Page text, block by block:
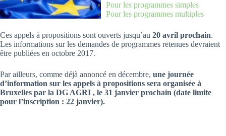
Pour les programmes simples
Pour les programmes multiples
Ces appels à propositions sont ouverts jusqu’au 20 avril prochain.
Les informations sur les demandes de programmes retenues devraient
être publiées en octobre 2017.
Par ailleurs, comme déjà annoncé en décembre, une journée
d’information sur les appels à propositions sera organisée à
Bruxelles par la DG AGRI , le 31 janvier prochain (date limite
pour l’inscription : 22 janvier).